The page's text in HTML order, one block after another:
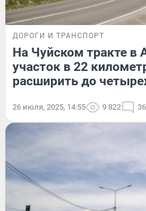
ДОРОГИ И ТРАНСПОРТ
На Чуйском тракте в
участок в 22
расширить до
26 июля, 2025, 14:55 9 822 36